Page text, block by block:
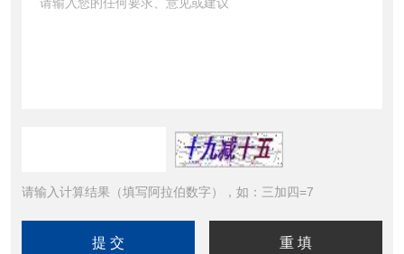
请输入计算结果（填写阿拉伯数字），如：三加四=7